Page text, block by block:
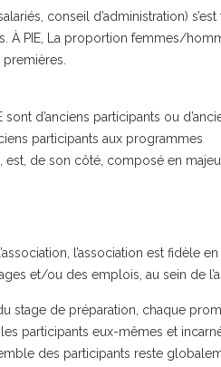
conseil d’administration)
À PIE, La proportion femmes/
d’anciens participants ou
participants aux programmes
est, de son côté, composé en
l’association est fidèle
et/ou des emplois, au sein de
stage de préparation, chaque
participants eux-mêmes et
des participants reste